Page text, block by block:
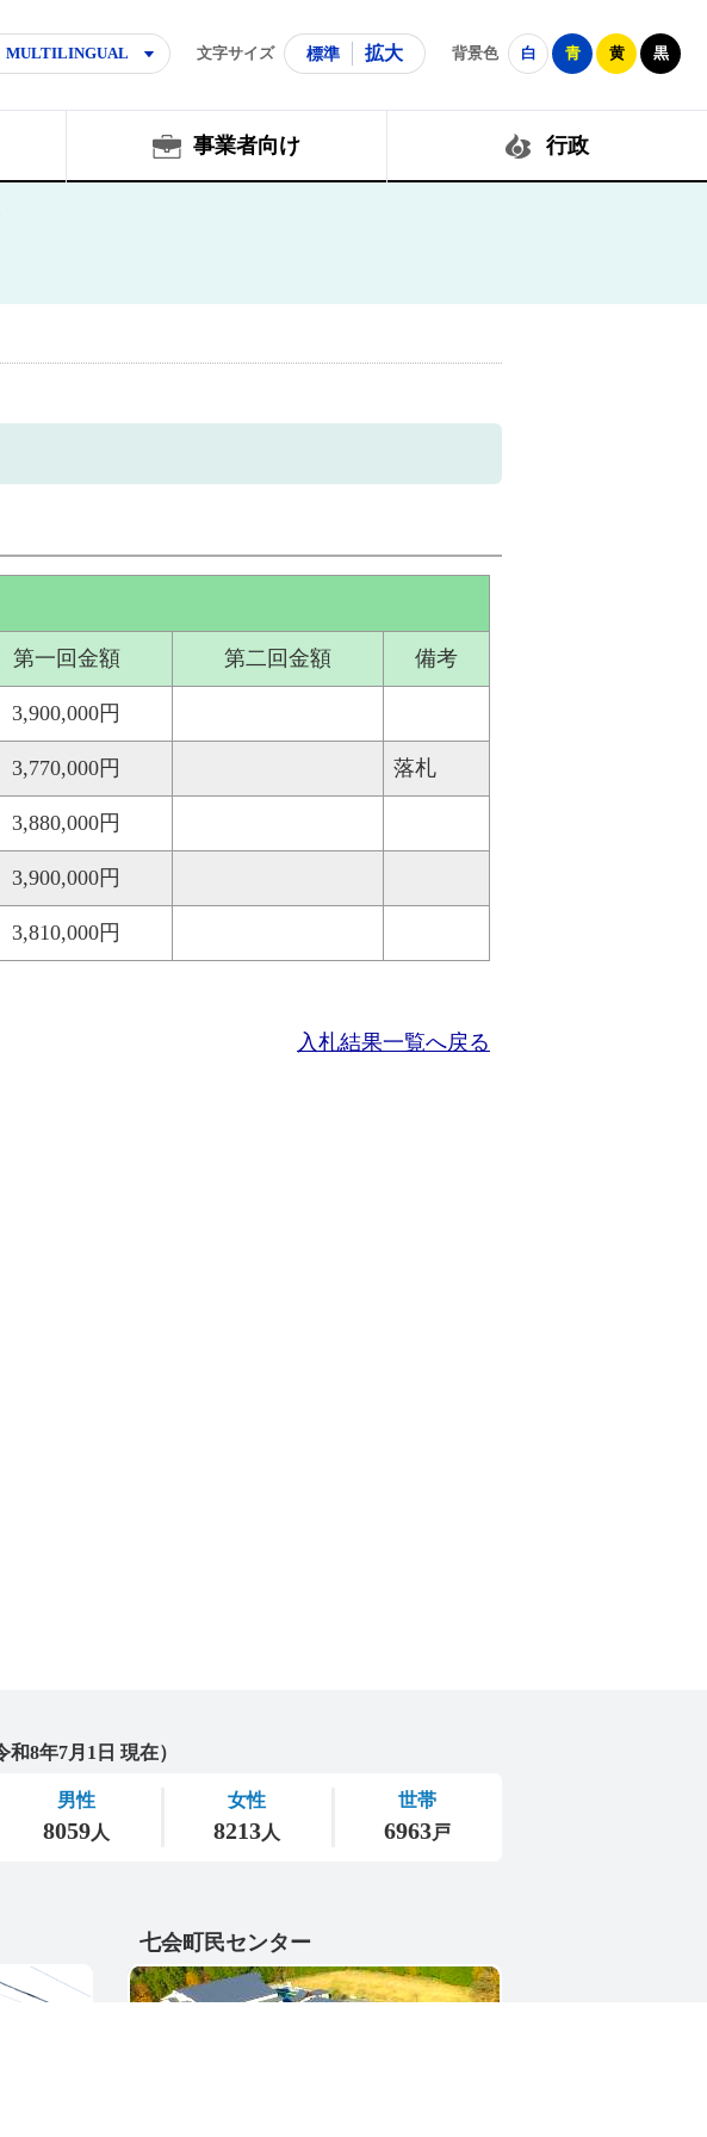
MULTILINGUAL 文字サイズ 標準 拡大 背景色 白 青 黄 黒
事業者向け 行政
第一回金額 第二回金額 備考
3,900,000円
3,770,000円 落札
3,880,000円
3,900,000円
3,810,000円
入札結果一覧へ戻る
七会町民センター